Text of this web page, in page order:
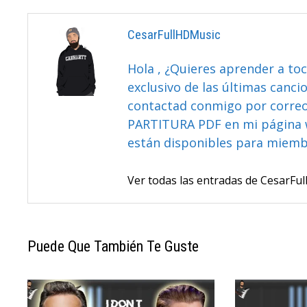
CesarFullHDMusic
Hola , ¿Quieres aprender a
exclusivo de las últimas
contactad conmigo por
PARTITURA PDF en mi
están disponibles para
Ver todas las entradas de
Puede Que También Te Guste